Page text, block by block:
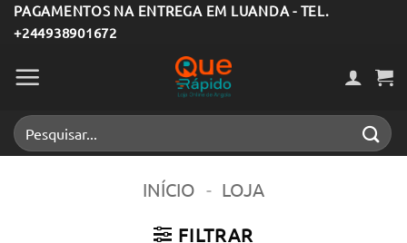
Skip
to
content
PAGAMENTOS NA ENTREGA EM LUANDA - TEL.
+244938901672
Pesquisar
por:
INÍCIO - LOJA
FILTRAR